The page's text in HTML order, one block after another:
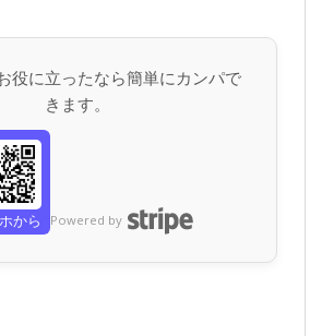
役に立ったなら簡単にカンパで
きます。
から Powered by